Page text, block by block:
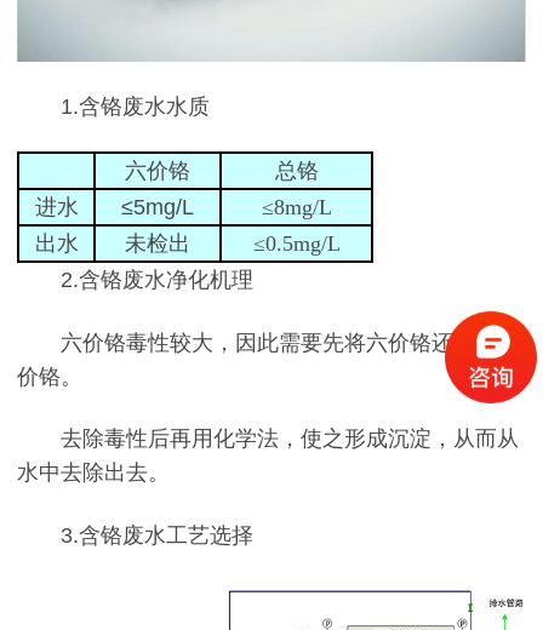
1.含铬废水水质
六价铬
总铬
进水
≤5mg/L
≤8mg/L
出水
未检出
≤0.5mg/L
2.含铬废水净化机理
六价铬毒性较大，因此需要先将六价铬还原为三
价铬。
去除毒性后再用化学法，使之形成沉淀，从而从
水中去除出去。
3.含铬废水工艺选择